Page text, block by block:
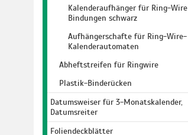
Kalenderaufhänger für Ring-Wire
Bindungen schwarz
Aufhängerschafte für Ring-Wire-
Kalenderautomaten
Abheftstreifen für Ringwire
Plastik-Binderücken
Datumsweiser für 3-Monatskalender,
Datumsreiter
Foliendeckblätter